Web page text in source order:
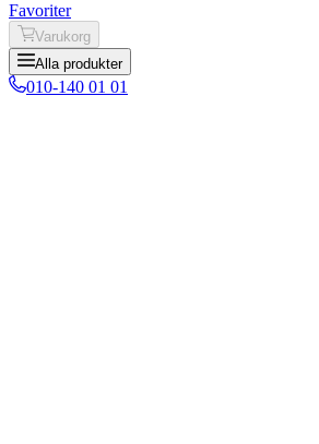
Favoriter
Varukorg
Alla produkter
010-140 01 01